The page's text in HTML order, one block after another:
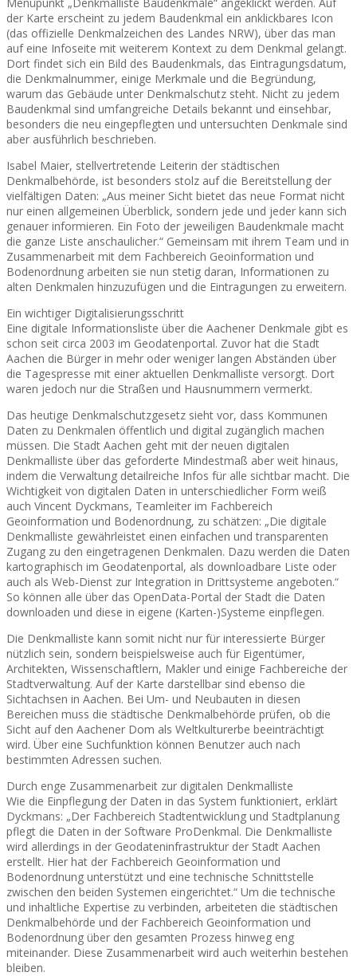
der Karte erscheint zu jedem Baudenkmal ein anklickbares Icon
(das offizielle Denkmalzeichen des Landes NRW), über das man
auf eine Infoseite mit weiterem Kontext zu dem Denkmal gelangt.
Dort findet sich ein Bild des Baudenkmals, das Eintragungsdatum,
die Denkmalnummer, einige Merkmale und die Begründung,
warum das Gebäude unter Denkmalschutz steht. Nicht zu jedem
Baudenkmal sind umfangreiche Details bekannt und einsehbar,
besonders die neu eingepflegten und untersuchten Denkmale sind
aber ausführlich beschrieben.
Isabel Maier, stellvertretende Leiterin der städtischen
Denkmalbehörde, ist besonders stolz auf die Bereitstellung der
vielfältigen Daten: „Aus meiner Sicht bietet das neue Format nicht
nur einen allgemeinen Überblick, sondern jede und jeder kann sich
genauer informieren. Ein Foto der jeweiligen Baudenkmale macht
die ganze Liste anschaulicher.“ Gemeinsam mit ihrem Team und in
Zusammenarbeit mit dem Fachbereich Geoinformation und
Bodenordnung arbeiten sie nun stetig daran, Informationen zu
alten Denkmalen hinzuzufügen und die Eintragungen zu erweitern.
Ein wichtiger Digitalisierungsschritt
Eine digitale Informationsliste über die Aachener Denkmale gibt es
schon seit circa 2003 im Geodatenportal. Zuvor hat die Stadt
Aachen die Bürger in mehr oder weniger langen Abständen über
die Tagespresse mit einer aktuellen Denkmalliste versorgt. Dort
waren jedoch nur die Straßen und Hausnummern vermerkt.
Das heutige Denkmalschutzgesetz sieht vor, dass Kommunen
Daten zu Denkmalen öffentlich und digital zugänglich machen
müssen. Die Stadt Aachen geht mit der neuen digitalen
Denkmalliste über das geforderte Mindestmaß aber weit hinaus,
indem die Verwaltung detailreiche Infos für alle sichtbar macht. Die
Wichtigkeit von digitalen Daten in unterschiedlicher Form weiß
auch Vincent Dyckmans, Teamleiter im Fachbereich
Geoinformation und Bodenordnung, zu schätzen: „Die digitale
Denkmalliste gewährleistet einen einfachen und transparenten
Zugang zu den eingetragenen Denkmalen. Dazu werden die Daten
kartographisch im Geodatenportal, als downloadbare Liste oder
auch als Web-Dienst zur Integration in Drittsysteme angeboten.“
So können alle über das OpenData-Portal der Stadt die Daten
downloaden und diese in eigene (Karten-)Systeme einpflegen.
Die Denkmalliste kann somit nicht nur für interessierte Bürger
nützlich sein, sondern beispielsweise auch für Eigentümer,
Architekten, Wissenschaftlern, Makler und einige Fachbereiche der
Stadtverwaltung. Auf der Karte darstellbar sind ebenso die
Sichtachsen in Aachen. Bei Um- und Neubauten in diesen
Bereichen muss die städtische Denkmalbehörde prüfen, ob die
Sicht auf den Aachener Dom als Weltkulturerbe beeinträchtigt
wird. Über eine Suchfunktion können Benutzer auch nach
bestimmten Adressen suchen.
Durch enge Zusammenarbeit zur digitalen Denkmalliste
Wie die Einpflegung der Daten in das System funktioniert, erklärt
Dyckmans: „Der Fachbereich Stadtentwicklung und Stadtplanung
pflegt die Daten in der Software ProDenkmal. Die Denkmalliste
wird allerdings in der Geodateninfrastruktur der Stadt Aachen
erstellt. Hier hat der Fachbereich Geoinformation und
Bodenordnung unterstützt und eine technische Schnittstelle
zwischen den beiden Systemen eingerichtet.“ Um die technische
und inhaltliche Expertise zu verbinden, arbeiteten die städtischen
Denkmalbehörde und der Fachbereich Geoinformation und
Bodenordnung über den gesamten Prozess hinweg eng
miteinander. Diese Zusammenarbeit wird auch weiterhin bestehen
bleiben.